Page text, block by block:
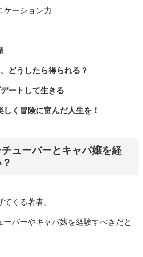
ーション力
どうしたら得られる？
ートして生きる
く冒険に富んだ人生を！
ューバーとキャバ嬢を経
くる著者。
ーバーやキャバ嬢を経験すべきだと